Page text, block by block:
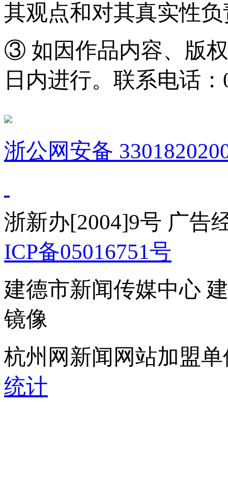
其观点和对其真实性
③ 如因作品内容、版
日内进行。联系电话：
浙公网安备
浙新办[2004]9号 广告
ICP备05016751号
建德市新闻传媒中心
镜像
杭州网新闻网站加盟
统计